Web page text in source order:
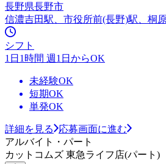
長野県長野市
信濃吉田駅、市役所前(長野)駅、桐
シフト
1日1時間 週1日からOK
未経験OK
短期OK
単発OK
詳細を見る
応募画面に進む
アルバイト・パート
カットコムズ 東急ライフ店(パート)